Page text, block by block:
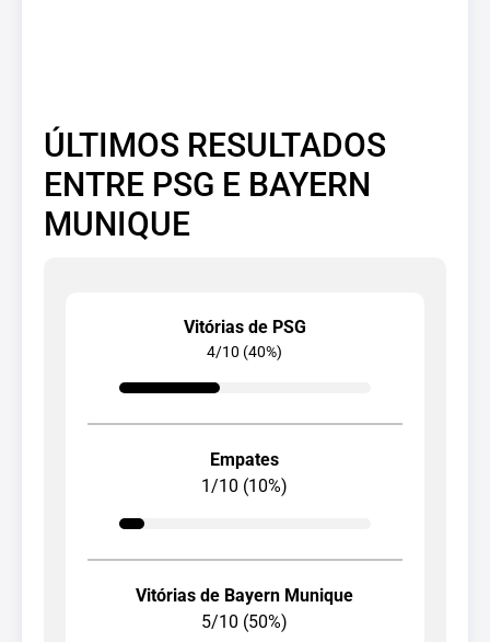
ÚLTIMOS RESULTADOS
ENTRE PSG E BAYERN
MUNIQUE
Vitórias de PSG
4/10 (40%)
Empates
1/10 (10%)
Vitórias de Bayern Munique
5/10 (50%)